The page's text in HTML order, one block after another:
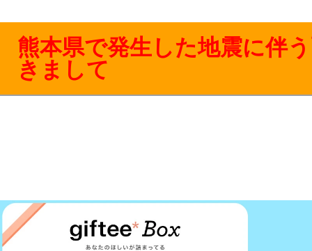
熊本県で発生した地震に伴
きまして